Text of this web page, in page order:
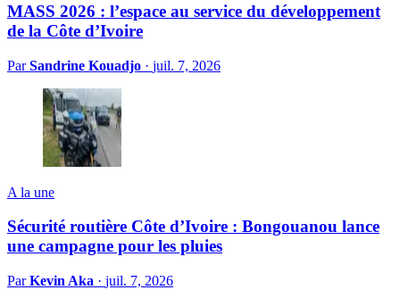
MASS 2026 : l’espace au service du développement
de la Côte d’Ivoire
ParSandrine Kouadjo · juil. 7, 2026
A la une
Sécurité routière Côte d’Ivoire : Bongouanou lance
une campagne pour les pluies
ParKevin Aka · juil. 7, 2026